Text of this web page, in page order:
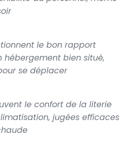
le bon rapport
bien situé,
se déplacer
le confort de la literie
jugées efficaces